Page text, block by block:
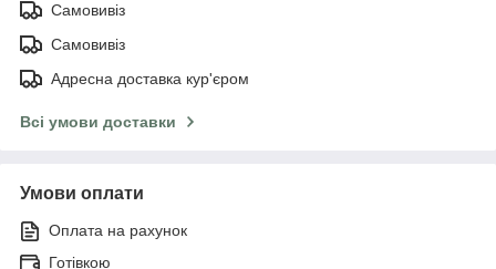
Самовивіз
Самовивіз
Адресна доставка кур'єром
Всі умови доставки
Умови оплати
Оплата на рахунок
Готівкою